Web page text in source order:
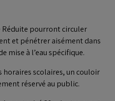
Réduite pourront circuler
et pénétrer aisément dans
mise à l’eau spécifique.
horaires scolaires, un couloir
réservé au public.